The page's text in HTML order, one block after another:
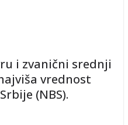
i zvanični srednji
vrednost
(NBS).